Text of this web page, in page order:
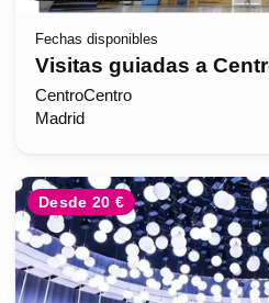
Fechas disponibles
Visitas guiadas a
CentroCentro
Madrid
Desde 20 €